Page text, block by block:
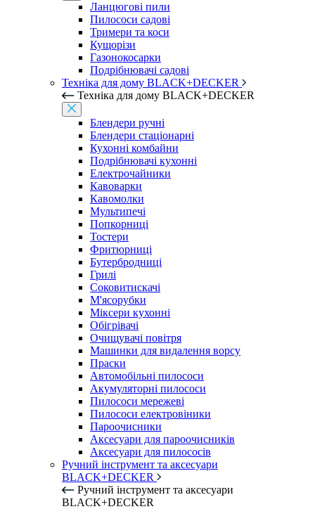
Ланцюгові пили
Пилососи садові
Тримери та коси
Кущорізи
Газонокосарки
Подрібнювачі садові
Техніка для дому BLACK+DECKER
Техніка для дому BLACK+DECKER
Блендери ручні
Блендери стаціонарні
Кухонні комбайни
Подрібнювачі кухонні
Електрочайники
Кавоварки
Кавомолки
Мультипечі
Попкорниці
Тостери
Фритюрниці
Бутербродниці
Грилі
Соковитискачі
М'ясорубки
Міксери кухонні
Обігрівачі
Очищувачі повітря
Машинки для видалення ворсу
Праски
Автомобільні пилососи
Акумуляторні пилососи
Пилососи мережеві
Пилососи електровіники
Пароочисники
Аксесуари для пароочисників
Аксесуари для пилососів
Ручний інструмент та аксесуари
BLACK+DECKER
Ручний інструмент та аксесуари
BLACK+DECKER